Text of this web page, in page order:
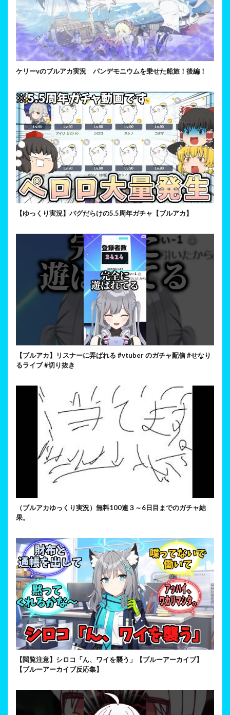
ケリーvのブルアカ実況 パンデモニウムを乗せた船旅！後編！
【ゆっくり実況】バグだらけの5.5周年ガチャ【ブルアカ】
【ブルアカ】リスナーに弄ばれる #vtuber のガチャ配信 #せなり
るライブ #切り抜き
（ブルアカゆっくり実況）無料100連３～6日目までのガチャ結
果。
【閲覧注意】シロコ「ん、ワイを襲う」【ブルーアーカイブ】
【ブルーアーカイブ反応集】